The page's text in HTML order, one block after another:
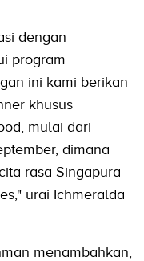
dengan
program
ini kami berikan
khusus
mulai dari
dimana
rasa Singapura
urai Ichmeralda
menambahkan,